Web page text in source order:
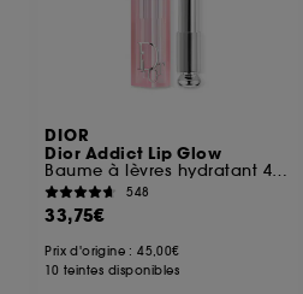
DIOR
Dior Addict Lip Glow
Baume à lèvres hydratant 48 h, couleur activée par le pH
548
33,75€
Prix d'origine : 45,00€
10 teintes disponibles